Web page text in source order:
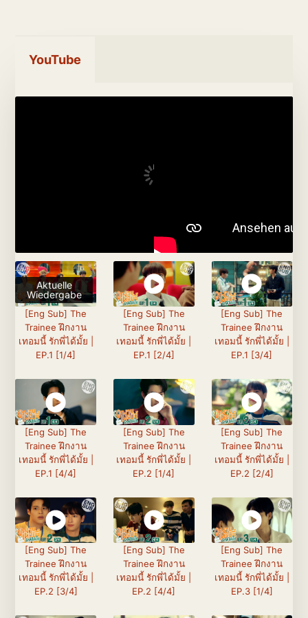
YouTube
Aktuelle
Wiedergabe
[Eng Sub] The
Trainee ฝึกงาน
เทอมนี้ รักพี่ได้มั้ย |
EP.1 [1/4]
[Eng Sub] The
Trainee ฝึกงาน
เทอมนี้ รักพี่ได้มั้ย |
EP.1 [2/4]
[Eng Sub] The
Trainee ฝึกงาน
เทอมนี้ รักพี่ได้มั้ย |
EP.1 [3/4]
[Eng Sub] The
Trainee ฝึกงาน
เทอมนี้ รักพี่ได้มั้ย |
EP.1 [4/4]
[Eng Sub] The
Trainee ฝึกงาน
เทอมนี้ รักพี่ได้มั้ย |
EP.2 [1/4]
[Eng Sub] The
Trainee ฝึกงาน
เทอมนี้ รักพี่ได้มั้ย |
EP.2 [2/4]
[Eng Sub] The
Trainee ฝึกงาน
เทอมนี้ รักพี่ได้มั้ย |
EP.2 [3/4]
[Eng Sub] The
Trainee ฝึกงาน
เทอมนี้ รักพี่ได้มั้ย |
EP.2 [4/4]
[Eng Sub] The
Trainee ฝึกงาน
เทอมนี้ รักพี่ได้มั้ย |
EP.3 [1/4]